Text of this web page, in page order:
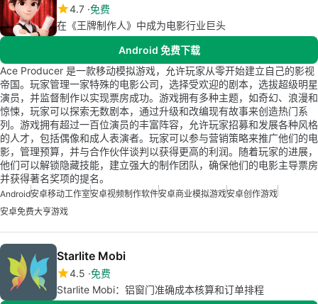
4.7 免费
在《王牌制作人》中成为电影行业巨头
Android 免费下载
Ace Producer 是一款移动模拟游戏，允许玩家从零开始建立自己的影视
帝国。玩家管理一家特殊的电影公司，选择受欢迎的剧本，选拔超级明星
演员，并监督制作以实现票房成功。游戏拥有多种主题，如奇幻、浪漫和
惊悚，玩家可以探索无数剧本，通过升级和改编现有故事来创造热门系
列。游戏拥有超过一百位演员的丰富阵容，允许玩家招募和发展各种风格
的人才，包括偶像和成人表演者。玩家可以参与营销策略来推广他们的电
影，管理预算，并与合作伙伴谈判以获得更高的利润。随着玩家的进展，
他们可以解锁隐藏技能，建立强大的制作团队，确保他们的电影主导票房
并获得著名奖项的提名。
Android安卓移动工作室安卓视频制作软件安卓商业模拟游戏安卓创作游戏
安卓免费大亨游戏
Starlite Mobi
4.5 免费
Starlite Mobi：铝窗门准确成本核算和订单排程